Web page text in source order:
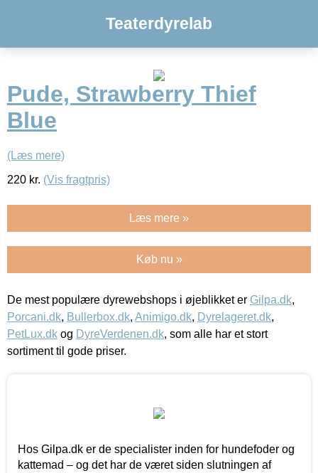
Teaterdyrelab
Pude, Strawberry Thief
Blue
(Læs mere)
220 kr. (Vis fragtpris)
Læs mere »
Køb nu »
De mest populære dyrewebshops i øjeblikket er Gilpa.dk,
Porcani.dk, Bullerbox.dk, Animigo.dk, Dyrelageret.dk,
PetLux.dk og DyreVerdenen.dk, som alle har et stort
sortiment til gode priser.
Hos Gilpa.dk er de specialister inden for hundefoder og
kattemad – og det har de været siden slutningen af